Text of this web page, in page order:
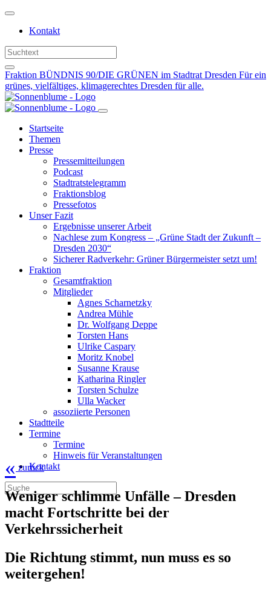
Weiter
Inhalt
Kontakt
Fraktion BÜNDNIS 90/DIE GRÜNEN im Stadtrat Dresden Für ein
grünes, vielfältiges, klimagerechtes Dresden für alle.
Startseite
Themen
Presse
Pressemitteilungen
Podcast
Stadtratstelegramm
Fraktionsblog
Pressefotos
Unser Fazit
Ergebnisse unserer Arbeit
Nachlese zum Kongress – „Grüne Stadt der Zukunft –
Dresden 2030“
Sicherer Radverkehr: Grüner Bürgermeister setzt um!
Fraktion
Gesamtfraktion
Mitglieder
Agnes Scharnetzky
Andrea Mühle
Dr. Wolfgang Deppe
Torsten Hans
Ulrike Caspary
Moritz Knobel
Susanne Krause
Katharina Ringler
Torsten Schulze
Ulla Wacker
assoziierte Personen
Stadtteile
Termine
Termine
Hinweis für Veranstaltungen
Kontakt
« zurück
Weniger schlimme Unfälle – Dresden
macht Fortschritte bei der
Verkehrssicherheit
Die Richtung stimmt, nun muss es so
weitergehen!